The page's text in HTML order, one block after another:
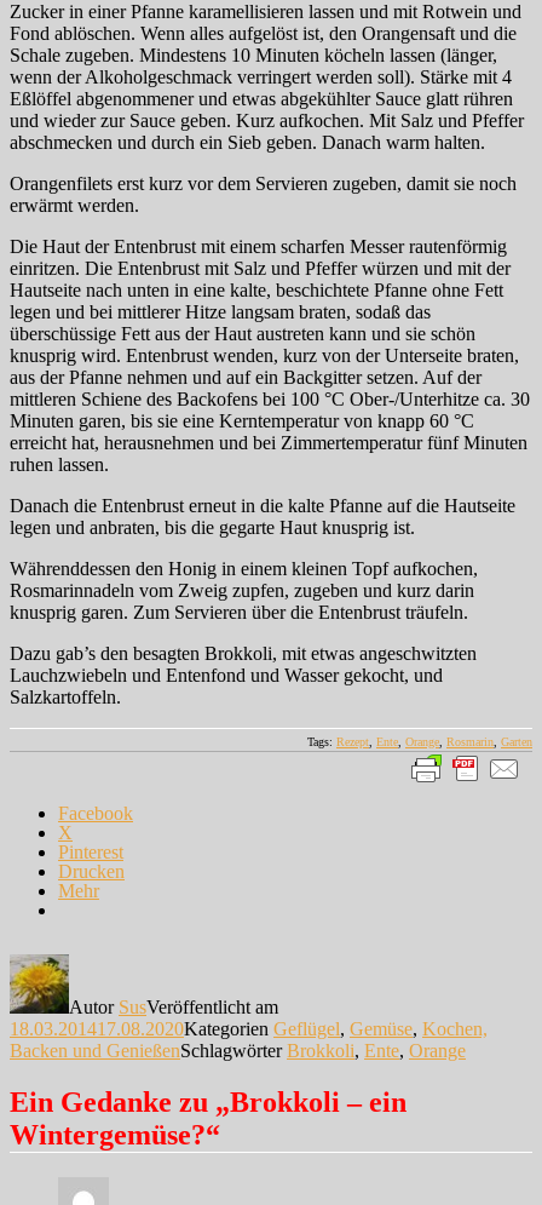
Zucker in einer Pfanne karamellisieren lassen und mit Rotwein und
Fond ablöschen. Wenn alles aufgelöst ist, den Orangensaft und die
Schale zugeben. Mindestens 10 Minuten köcheln lassen (länger,
wenn der Alkoholgeschmack verringert werden soll). Stärke mit 4
Eßlöffel abgenommener und etwas abgekühlter Sauce glatt rühren
und wieder zur Sauce geben. Kurz aufkochen. Mit Salz und Pfeffer
abschmecken und durch ein Sieb geben. Danach warm halten.
Orangenfilets erst kurz vor dem Servieren zugeben, damit sie noch
erwärmt werden.
Die Haut der Entenbrust mit einem scharfen Messer rautenförmig
einritzen. Die Entenbrust mit Salz und Pfeffer würzen und mit der
Hautseite nach unten in eine kalte, beschichtete Pfanne ohne Fett
legen und bei mittlerer Hitze langsam braten, sodaß das
überschüssige Fett aus der Haut austreten kann und sie schön
knusprig wird. Entenbrust wenden, kurz von der Unterseite braten,
aus der Pfanne nehmen und auf ein Backgitter setzen. Auf der
mittleren Schiene des Backofens bei 100 °C Ober-/Unterhitze ca. 30
Minuten garen, bis sie eine Kerntemperatur von knapp 60 °C
erreicht hat, herausnehmen und bei Zimmertemperatur fünf Minuten
ruhen lassen.
Danach die Entenbrust erneut in die kalte Pfanne auf die Hautseite
legen und anbraten, bis die gegarte Haut knusprig ist.
Währenddessen den Honig in einem kleinen Topf aufkochen,
Rosmarinnadeln vom Zweig zupfen, zugeben und kurz darin
knusprig garen. Zum Servieren über die Entenbrust träufeln.
Dazu gab’s den besagten Brokkoli, mit etwas angeschwitzten
Lauchzwiebeln und Entenfond und Wasser gekocht, und
Salzkartoffeln.
Tags: Rezept, Ente, Orange, Rosmarin, Garten
Facebook
X
Pinterest
Drucken
Mehr
Autor SusVeröffentlicht am
18.03.201417.08.2020Kategorien Geflügel, Gemüse, Kochen,
Backen und GenießenSchlagwörterBrokkoli, Ente, Orange
Ein Gedanke zu „Brokkoli – ein
Wintergemüse?“